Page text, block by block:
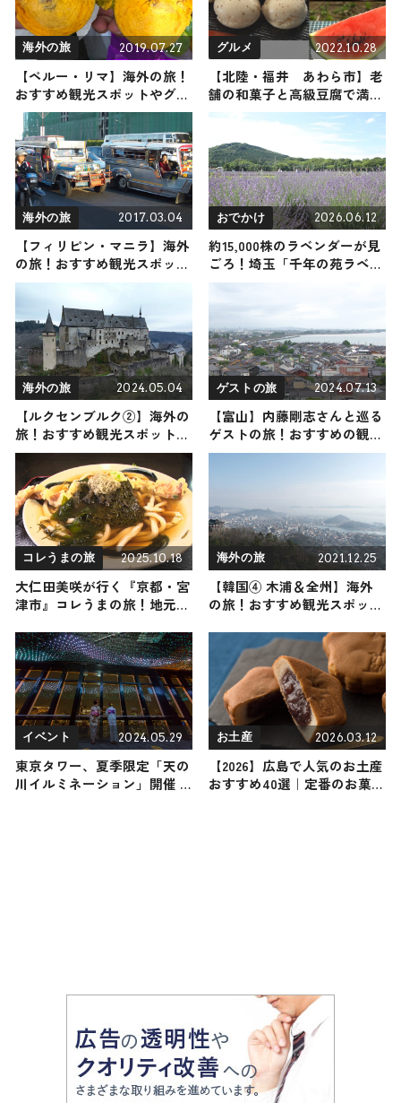
海外の旅 2019.07.27
【ペルー・リマ】海外の旅！
おすすめ観光スポットやグル
メをリポート
グルメ 2022.10.28
【北陸・福井 あわら市】老
舗の和菓子と高級豆腐で満た
される｜地元で大人気の逸品
海外の旅 2017.03.04
【フィリピン・マニラ】海外
の旅！おすすめ観光スポット
やグルメをリポート
おでかけ 2026.06.12
約15,000株のラベンダーが見
ごろ！埼玉「千年の苑ラベン
ダー園」で6月13日から『ら
海外の旅 2024.05.04
【ルクセンブルク②】海外の
旅！おすすめ観光スポットや
グルメをリポート 2024年5月
4日放送
ゲストの旅 2024.07.13
【富山】内藤剛志さんと巡る
ゲストの旅！おすすめの観
光・グルメをご紹介 2024年7
コレうまの旅 2025.10.18
大仁田美咲が行く『京都・宮
津市』コレうまの旅！地元の
メ4選 2025年10月18日放送
海外の旅 2021.12.25
【韓国④ 木浦＆全州】海外
の旅！おすすめ観光スポット
イベント 2024.05.29
東京タワー、夏季限定「天の
川イルミネーション」開催 6
お土産 2026.03.12
【2026】広島で人気のお土産
おすすめ40選｜定番のお菓子